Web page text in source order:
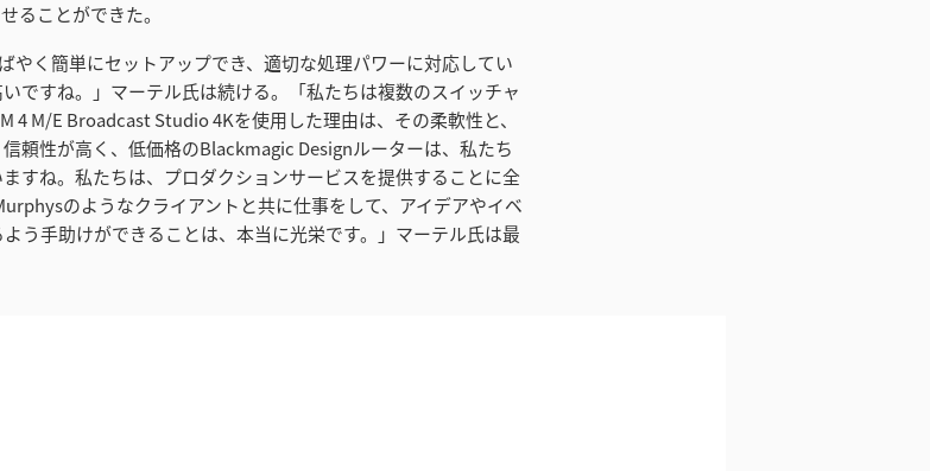
ることができた。
やく簡単にセットアップでき、適切な処理パワーに対応してい
ですね。」マーテル氏は続ける。「私たちは複数のスイッチャ
4 M/E Broadcast Studio 4Kを使用した理由は、その柔軟性と、
頼性が高く、低価格のBlackmagic Designルーターは、私たち
すね。私たちは、プロダクションサービスを提供することに全
のようなクライアントと共に仕事をして、アイデアやイベ
う手助けができることは、本当に光栄です。」マーテル氏は最